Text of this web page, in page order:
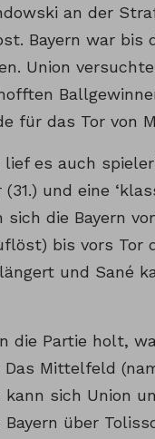
an der
Bayern war bis
Union
für das Tor von
es auch
und eine
die Bayern
bis vors Tor
und Sané
die Partie holt,
Mittelfeld
sich Union
über